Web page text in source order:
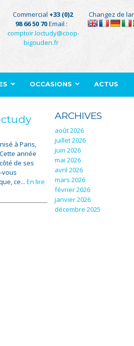
Commercial +33 (0)2
98 66 50 70Email :
comptoir.loctudy@coop-
bigouden.fr
Changez de
OCCASIONS ACTUS
à Paris,
année
de ses
vous
ce... En lire
ARCHIVES
août 2026
juillet 2026
juin 2026
mai 2026
avril 2026
mars 2026
février 2026
janvier 2026
décembre 2025